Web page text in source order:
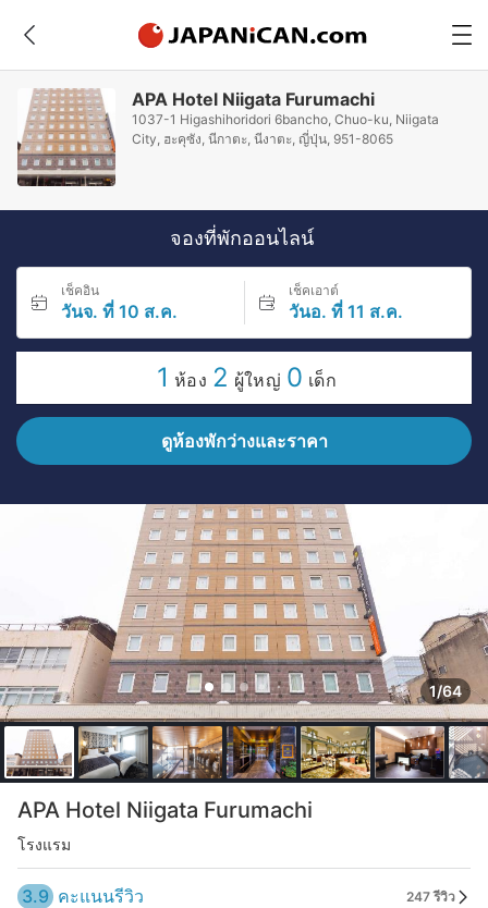
APA Hotel Niigata Furumachi
1037-1 Higashihoridori 6bancho, Chuo-ku, Niigata
City, ฮะคุซัง, นีกาตะ, นีงาตะ, ญี่ปุ่น, 951-8065
จองที่พักออนไลน์
เช็คอิน
วันจ. ที่ 10 ส.ค.
เช็คเอาต์
วันอ. ที่ 11 ส.ค.
1 ห้อง 2 ผู้ใหญ่ 0 เด็ก
ดูห้องพักว่างและราคา
1/64
APA Hotel Niigata Furumachi
โรงแรม
3.9 คะแนนรีวิว 247 รีวิว